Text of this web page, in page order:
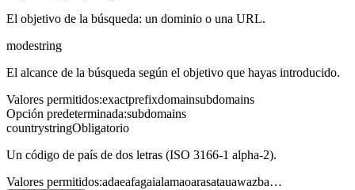
El objetivo de la búsqueda: un dominio o una URL.
modestring
El alcance de la búsqueda según el objetivo que hayas introducido.
Valores permitidos:exactprefixdomainsubdomains
Opción predeterminada:subdomains
countrystringObligatorio
Un código de país de dos letras (ISO 3166-1 alpha-2).
Valores permitidos:adaeafagaialamaoarasatauawazba…